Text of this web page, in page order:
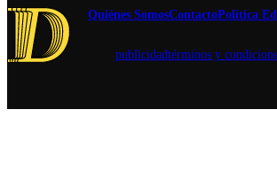
experiencias
para conocer
nuevos estilos
de cerveza.
Quiénes SomosContactoPolítica
publicidadtérminos y